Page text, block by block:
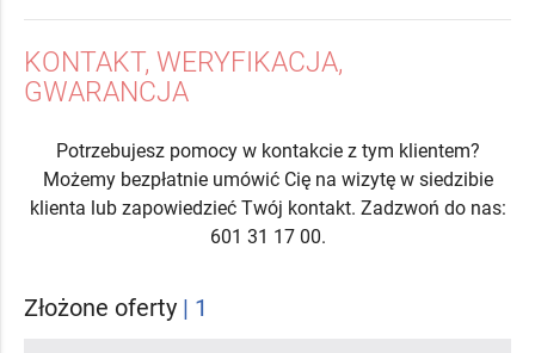
KONTAKT, WERYFIKACJA,
GWARANCJA
Potrzebujesz pomocy w kontakcie z tym klientem?
Możemy bezpłatnie umówić Cię na wizytę w siedzibie
klienta lub zapowiedzieć Twój kontakt. Zadzwoń do nas:
601 31 17 00.
Złożone oferty | 1